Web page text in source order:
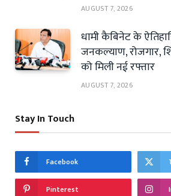
AUGUST 7, 2026
धामी कैबिनेट के
जनकल्याण, रोजगार,
को मिली नई रफ्तार
AUGUST 7, 2026
Stay In Touch
Facebook
Pinterest